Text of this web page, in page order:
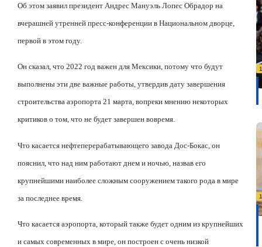
Об этом заявил президент Андрес Мануэль Лопес Обрадор на
вчерашней утренней пресс-конференции в Национальном дворце,
первой в этом году.
Он сказал, что 2022 год важен для Мексики, потому что будут
выполнены эти две важные работы, утвердив дату завершения
строительства аэропорта 21 марта, вопреки мнению некоторых
критиков о том, что не будет завершен вовремя.
Что касается нефтеперерабатывающего завода Дос-Бокас, он
пояснил, что над ним работают днем и ночью назвав его
крупнейшими наиболее сложным сооружением такого рода в мире
за последнее время
Что касается аэропорта, который также будет одним из крупнейших
и самых современных в мире, он построен с очень низкой